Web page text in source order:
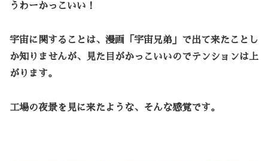
うわーかっこいい！
宇宙に関することは、漫画「宇宙兄弟」で出て来たことし
か知りませんが、見た目がかっこいいのでテンションは上
がります。
工場の夜景を見に来たような、そんな感覚です。